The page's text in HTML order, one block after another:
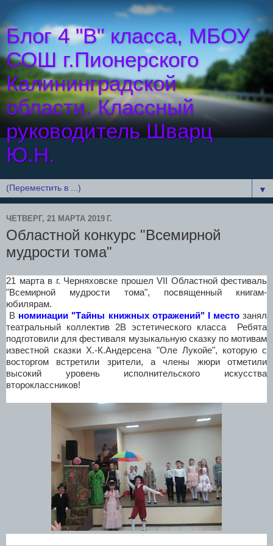
Блог 4 "В" класса, МБОУ
СОШ г.Пионерского
Калининградской
области. Классный
руководитель Шварц
Ю.Н.
▼
ЧЕТВЕРГ, 21 МАРТА 2019 Г.
Областной конкурс "Всемирной
мудрости тома"
21 марта в г. Черняховске прошел VII Областной фестиваль
"Всемирной мудрости тома", посвященный книгам-
юбилярам.
В номинации "Тайны книжных отражений" I место занял
театральный коллектив 2В эстетического класса Ребята
подготовили для фестиваля музыкальную сказку по мотивам
известной сказки Х.-К.Андерсена "Оле Лукойе", которую с
восторгом встретили зрители, а члены жюри отметили
высокий уровень исполнительского искусства
второклассников!